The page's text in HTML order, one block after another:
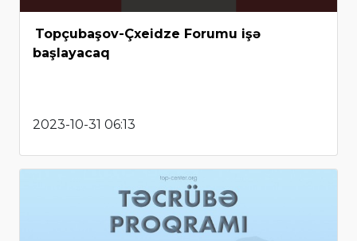
Topçubaşov-Çxeidze Forumu işə
başlayacaq
2023-10-31 06:13